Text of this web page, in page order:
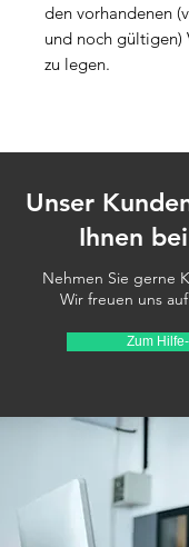
den vorhandenen
und noch gültigen)
zu legen.
Unser
Ihnen
Nehmen Sie gerne
Wir freuen uns
Zum